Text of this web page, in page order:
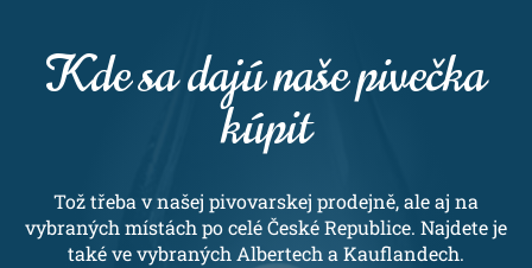
Kde sa dajú naše pivečka
kúpit
Tož třeba v našej pivovarskej prodejně, ale aj na
vybraných místách po celé České Republice. Najdete je
také ve vybraných Albertech a Kauflandech.